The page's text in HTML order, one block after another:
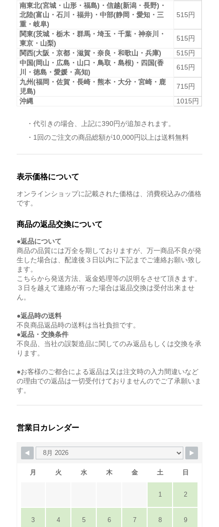
南東北(宮城・山形・福島)・信越(新潟・長野)・
北陸(富山・石川・福井)・中部(静岡・愛知・三
重・岐阜)
515円
関東(茨城・栃木・群馬・埼玉・千葉・神奈川・
東京・山梨)
515円
関西(大阪・京都・滋賀・奈良・和歌山・兵庫)
515円
中国(岡山・広島・山口・鳥取・島根)・四国(香
川・徳島・愛媛・高知)
615円
九州(福岡・佐賀・長崎・熊本・大分・宮崎・鹿
児島)
715円
沖縄
1015円
・代引きの場合、上記に390円が追加されます。
・1回のご注文の商品総額が10,000円以上は送料無料
表示価格について
オンラインショップに記載された価格は、消費税込みの価格
です。
商品の返品交換について
●返品について
商品の品質には万全を期しておりますが、万一商品不良が発
生した場合は、配達後３日以内に下記までご連絡お願い致し
ます。
こちらから発送方法、返金処理等の説明をさせて頂きます。
３日を越えて連絡が有った場合は返品交換は受付出来ませ
ん。
●返品時の送料
不良商品返品時の送料は当社負担です。
●返品・交換条件
不良品、当社の誤製造品に関してのみ返品もしくは交換を承
ります。
●お客様のご都合による返品は又は注文時の入力間違いなど
の理由での返品は一切受付けておりませんのでご了承願いま
す。
営業日カレンダー
月 火 水 木 金 土 日
1 2
3 4 5 6 7 8 9